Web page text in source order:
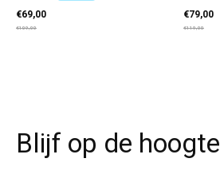
€69,00
€109,00
€79,00
€119,00
Blijf op de hoogte